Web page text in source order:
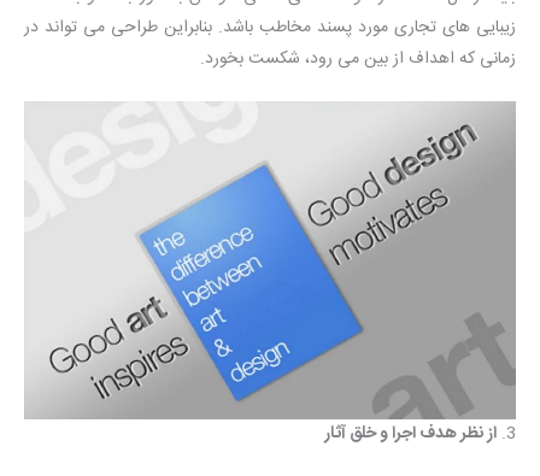
زیبایی های تجاری مورد پسند مخاطب باشد. بنابراین طراحی می تواند در
زمانی که اهداف از بین می رود، شکست بخورد.
3. از نظر هدف اجرا و خلق آثار